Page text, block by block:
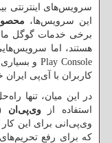
سرویس‌های اینترنتی
این سرویس‌ها،
برخی خدمات گوگل
هستند، اما
Play Consoleو بسیاری
کاربران با آی‌پی
در این میان، تنها
استفاده ازوی‌پی‌ان
وی‌پی‌انی برای این
که برای رفع